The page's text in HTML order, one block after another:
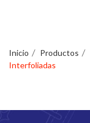
Inicio Productos
Interfoliadas